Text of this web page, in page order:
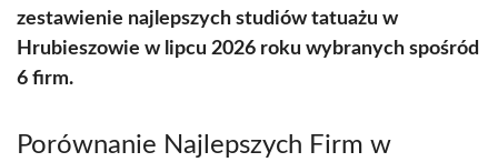
zestawienie najlepszych studiów tatuażu w
Hrubieszowie w lipcu 2026 roku wybranych spośród
6 firm.
Porównanie Najlepszych Firm w